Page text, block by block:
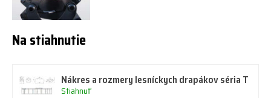
Na stiahnutie
Nákres a rozmery lesníckych drapákov séria T
Stiahnuť